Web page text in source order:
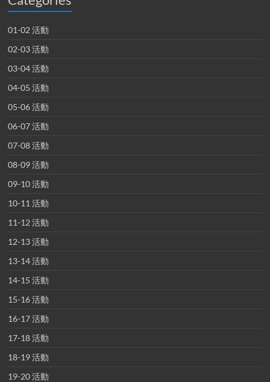
01-02 活動
02-03 活動
03-04 活動
04-05 活動
05-06 活動
06-07 活動
07-08 活動
08-09 活動
09-10 活動
10-11 活動
11-12 活動
12-13 活動
13-14 活動
14-15 活動
15-16 活動
16-17 活動
17-18 活動
18-19 活動
19-20 活動